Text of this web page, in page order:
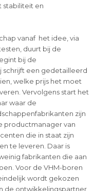
stabiliteit en
vanaf het idee, via
duurt bij de
bij de
schrijft een gedetailleerd
welke prijs het moet
Vervolgens start het
waar de
zijn
productmanager van
die in staat zijn
te leveren. Daar is
fabrikanten die aan
Voor de VHM-boren
wordt gekozen
de ontwikkelingspartner